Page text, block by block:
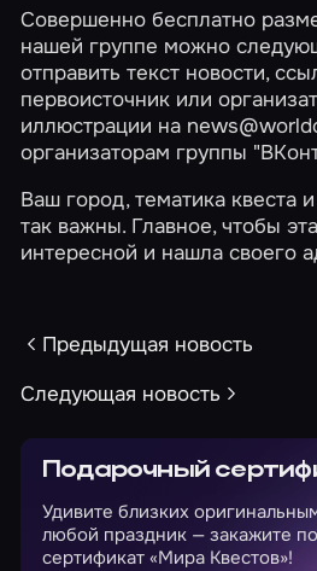
Совершенно бесплатно
нашей группе можно
отправить текст новости,
первоисточник или
иллюстрации на
организаторам группы
Ваш город, тематика квеста
так важны. Главное, чтобы
интересной и нашла своего
Предыдущая новость
Следующая новость
Подарочный
Удивите близких
любой праздник — закажите
сертификат «Мира Квестов»!